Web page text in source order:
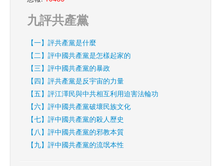
九評共產黨
【一】評共產黨是什麼
【二】評中國共產黨是怎樣起家的
【三】評中國共產黨的暴政
【四】評共產黨是反宇宙的力量
【五】評江澤民與中共相互利用迫害法輪功
【六】評中國共產黨破壞民族文化
【七】評中國共產黨的殺人歷史
【八】評中國共產黨的邪教本質
【九】評中國共產黨的流氓本性